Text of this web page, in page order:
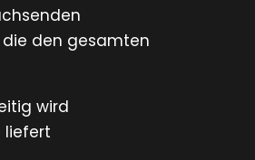
die den gesamten
wird
liefert